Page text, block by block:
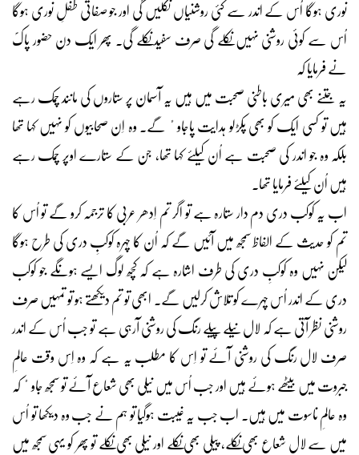
نوری ہوگا اُس کے اندر سے کئی روشنیاں نکلیں گی اور جو صفاتی طفلِ نوری ہوگا
اُس سے کوئی روشنی نہیں نکلے گی صرف سفید نکلے گی۔ پھر ایک دن حضور پاکؐ
نے فرمایا کہ
یہ جتنے بھی میری باطنی صحبت میں ہیں یہ آسمان پر ستاروں کی مانند چمک رہے
ہیں تو کسی ایک کو بھی پکڑلو ہدایت پاجاوٴ گے۔ وہ اِن صحابیوں کو نہیں کہا تھا
بلکہ وہ جو اندر کی صحبت ہے اُن کیلئے کہا تھا، جن کے ستارے اوپر چمک رہے
ہیں اُن کیلئے فرمایا تھا۔
اب یہ کوکب دری دم دار ستارہ ہے تو اگر تم اِدھر عربی کا ترجمہ کرو گے تو اُس کا
تم کو حدیث کے الفاظ سمجھ میں آئیں گے کہ اُن کا چہرہ کوکبِ دری کی طرح ہوگا
لیکن نہیں وہ کوکبِ دری کی طرف اشارہ ہے کہ کچھ لوگ ایسے ہونگے جو کوکب
دری کے اندر اُس چہرے کو تلاش کرلیں گے۔ ابھی تو تم دیکھتے ہو تو تمہیں صرف
روشنی نظر آتی ہے کہ لال نیلے پیلے رنگ کی روشنی آرہی ہے تو جب اُس کے اندر
صرف لال رنگ کی روشنی آئے تو اِس کا مطلب یہ ہے کہ وہ اِس وقت عالمِ
جبروت میں بیٹھے ہوئے ہیں اور جب اُس میں نیلی بھی شعاع آئے تو سمجھ جاوٴ کہ
وہ عالمِ ناسوت میں ہیں۔ اب جب یہ غیبت ہوگیا تو ہم نے جب وہ دیکھا تو اُس
میں سے لال شعاع بھی نکلے، پیلی بھی نکلے اور نیلی بھی نکلے تو پھر کو یہی سمجھ میں